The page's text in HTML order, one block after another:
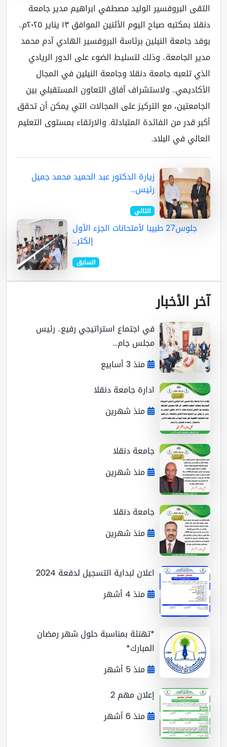
البروفسير الوليد مصطفي ابراهيم مدير جامعة
دنقلا بمكتبه صباح اليوم الأثنين الموافق ١٣ يناير ٢٠٢٥م..
جامعة النيلين برئاسة البروفسير الهادي آدم محمد
الجامعة.. وذلك لتسليط الضوء على الدور الريادي
تلعبه جامعة دنقلا وجامعة النيلين في المجال
ولاستشراف آفاق التعاون المستقبلي بين
مع التركيز على المجالات التي يمكن أن تحقق
قدر من الفائدة المتبادلة. والارتقاء بمستوى التعليم
في البلاد.
زيارة الدكتور عبد الحميد محمد جميل
رئيس...
التالي
جلوس27 طبيبا لأمتحانات الجزء الأول
السابق
الأخبار
في اجتماع استراتيجي رفيع.. رئيس
مجلس جام...
منذ 3 أسابيع
ادارة جامعة دنقلا
منذ شهرين
جامعة دنقلا
منذ شهرين
جامعة دنقلا
منذ شهرين
اعلان لبداية التسجيل لدفعة 2024
منذ 4 أشهر
*تهنئة بمناسبة حلول شهر رمضان
المبارك*
منذ 5 أشهر
إعلان مهم 2
منذ 6 أشهر